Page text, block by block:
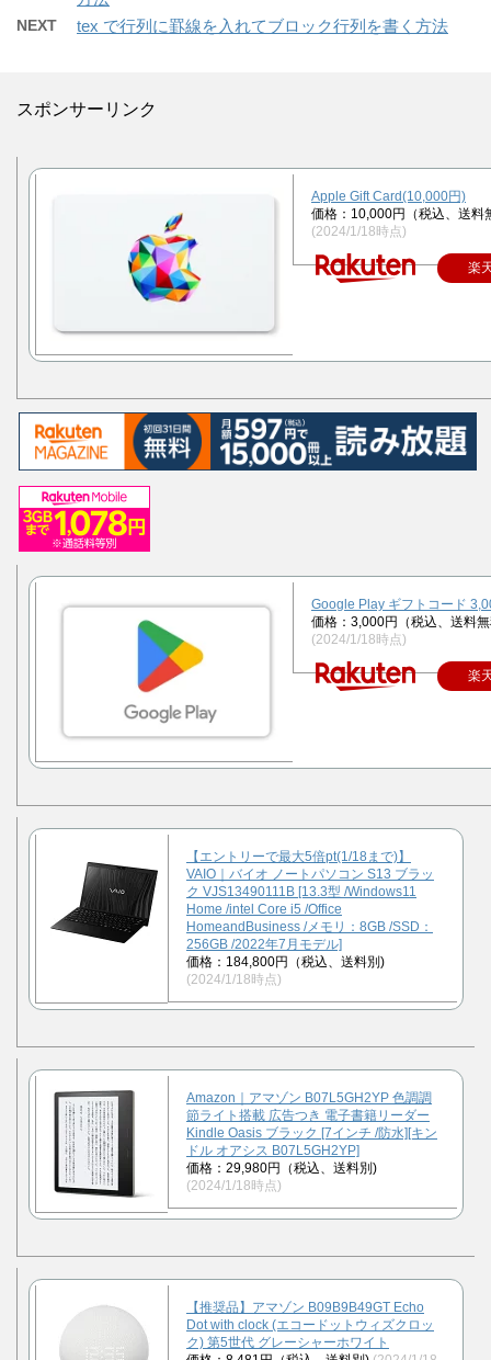
NEXT tex で行列に罫線を入れてブロック行列を書く方法
スポンサーリンク
Apple Gift Card(10,000円)
価格：10,000円（税込、送料
(2024/1/18時点)
楽
Google Play ギフトコード
価格：3,000円（税込、送料
(2024/1/18時点)
楽
【エントリーで最大5倍pt(1/18まで)】
VAIO｜バイオ ノートパソコン S13 ブラッ
ク VJS13490111B [13.3型 /Windows11
Home /intel Core i5 /Office
HomeandBusiness /メモリ：8GB /SSD：
256GB /2022年7月モデル]
価格：184,800円（税込、送料別)
(2024/1/18時点)
Amazon｜アマゾン B07L5GH2YP 色調調
節ライト搭載 広告つき 電子書籍リーダー
Kindle Oasis ブラック [7インチ /防水][キン
ドル オアシス B07L5GH2YP]
価格：29,980円（税込、送料別)
(2024/1/18時点)
【推奨品】アマゾン B09B9B49GT Echo
Dot with clock (エコードットウィズクロッ
ク) 第5世代 グレーシャーホワイト